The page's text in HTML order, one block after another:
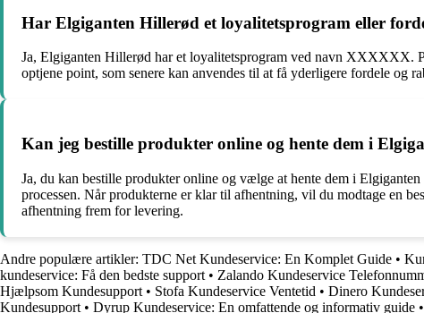
Har Elgiganten Hillerød et loyalitetsprogram eller
Ja, Elgiganten Hillerød har et loyalitetsprogram ved navn XXXXXX.
optjene point, som senere kan anvendes til at få yderligere fordele og
Kan jeg bestille produkter online og hente dem i
Ja, du kan bestille produkter online og vælge at hente dem i
processen. Når produkterne er klar til afhentning, vil du modtage en
afhentning frem for levering.
Andre populære artikler: TDC Net Kundeservice: En Komplet Guide •
kundeservice: Få den bedste support • Zalando Kundeservice
Hjælpsom Kundesupport • Stofa Kundeservice Ventetid • Dinero
Kundesupport • Dyrup Kundeservice: En omfattende og informativ guide •